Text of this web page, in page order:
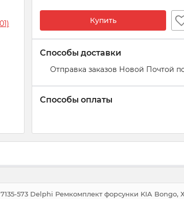
Купить
Способы доставки
Отправка заказов Новой Почтой
Способы оплаты
7135-573 Delphi Ремкомплект форсунки KIA Bongo,